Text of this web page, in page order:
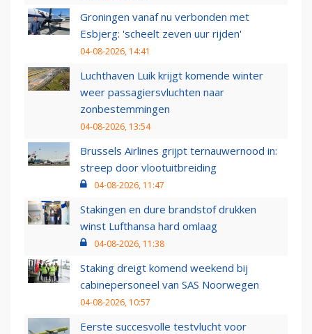
Groningen vanaf nu verbonden met
Esbjerg: 'scheelt zeven uur rijden'
04-08-2026, 14:41
Luchthaven Luik krijgt komende winter
weer passagiersvluchten naar
zonbestemmingen
04-08-2026, 13:54
Brussels Airlines grijpt ternauwernood in:
streep door vlootuitbreiding
04-08-2026, 11:47
Stakingen en dure brandstof drukken
winst Lufthansa hard omlaag
04-08-2026, 11:38
Staking dreigt komend weekend bij
cabinepersoneel van SAS Noorwegen
04-08-2026, 10:57
Eerste succesvolle testvlucht voor